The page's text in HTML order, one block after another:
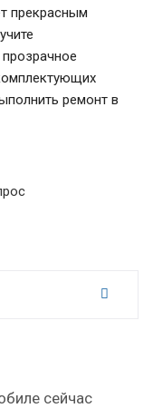
прекрасным
ремонт в
сейчас